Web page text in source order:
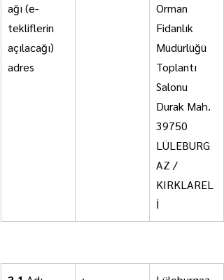
ağı (e-
tekliflerin
açılacağı)
adres
Orman
Fidanlık
Müdürlüğü
Toplantı
Salonu
Durak Mah.
39750
LÜLEBURG
AZ /
KIRKLAREL
İ